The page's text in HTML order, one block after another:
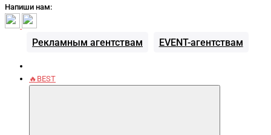
Напиши нам:
Рекламным агентствам EVENT-агентствам
🔥BEST